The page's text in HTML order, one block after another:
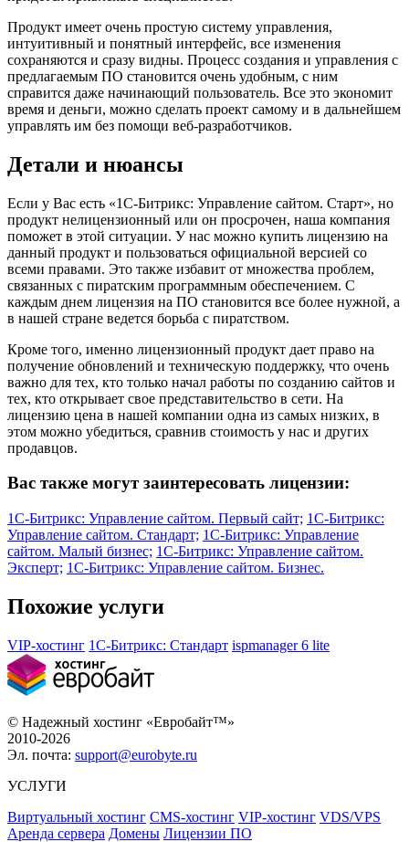
Продукт имеет очень простую систему управления,
интуитивный и понятный интерфейс, все изменения
сохраняются и сразу видны. Процесс создания и управления с
предлагаемым ПО становится очень удобным, с ним
справится даже начинающий пользователь. Все это экономит
время и деньги, можно сделать проект самому и в дальнейшем
управлять им без помощи веб-разработчиков.
Детали и нюансы
Если у Вас есть «1С-Битрикс: Управление сайтом. Старт», но
продукт нелицензионный или он просрочен, наша компания
поможет в этой ситуации. У нас можно купить лицензию на
данный продукт и пользоваться официальной версией со
всеми правами. Это также избавит от множества проблем,
связанных с пиратским программным обеспечением. С
каждым днем лицензия на ПО становится все более нужной, а
в нашей стране ведется борьба с пиратством.
Кроме того, именно лицензионный продукт дает право на
получение обновлений и техническую поддержку, что очень
важно для тех, кто только начал работы по созданию сайтов и
тех, кто открывает свое представительство в сети. На
лицензию цена в нашей компании одна из самых низких, в
этом можно убедиться, сравнив стоимость у нас и других
продавцов.
Вас также могут заинтересовать лицензии:
1С-Битрикс: Управление сайтом. Первый сайт; 1С-Битрикс:
Управление сайтом. Стандарт; 1С-Битрикс: Управление
сайтом. Малый бизнес; 1С-Битрикс: Управление сайтом.
Эксперт; 1С-Битрикс: Управление сайтом. Бизнес.
Похожие услуги
VIP-хостинг 1С-Битрикс: Стандарт ispmanager 6 lite
© Надежный хостинг «Евробайт™»
2010-2026
Эл. почта: support@eurobyte.ru
УСЛУГИ
Виртуальный хостинг CMS-хостинг VIP-хостинг VDS/VPS
Аренда сервера Домены Лицензии ПО